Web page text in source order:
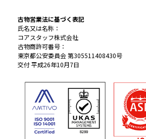
古物営業法に基づく表記
氏名又は名称：
コアスタッフ株式会社
古物商許可番号：
東京都公安委員会 第305511408430号
交付 平成26年10月7日